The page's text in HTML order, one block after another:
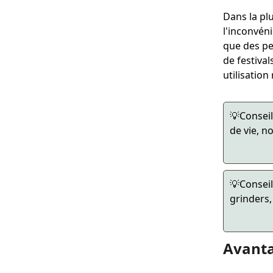
Dans la
que des
de
utilisation
💡Conseil
de vie,
💡Conseil